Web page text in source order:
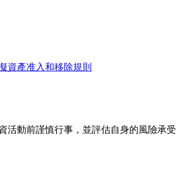
資產准入和移除規則
動前謹慎行事，並評估自身的風險承受